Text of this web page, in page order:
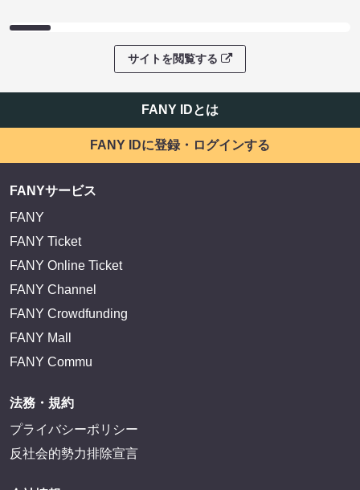
サイトを閲覧する
FANY IDとは
FANY IDに登録・ログインする
FANYサービス
FANY
FANY Ticket
FANY Online Ticket
FANY Channel
FANY Crowdfunding
FANY Mall
FANY Commu
法務・規約
プライバシーポリシー
反社会的勢力排除宣言